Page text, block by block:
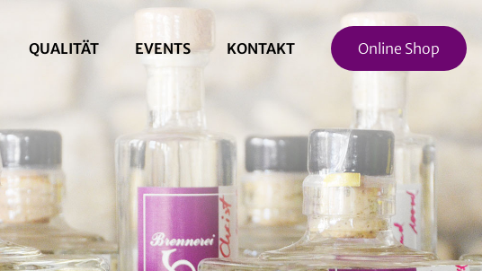
QUALITÄT EVENTS KONTAKT Online Shop